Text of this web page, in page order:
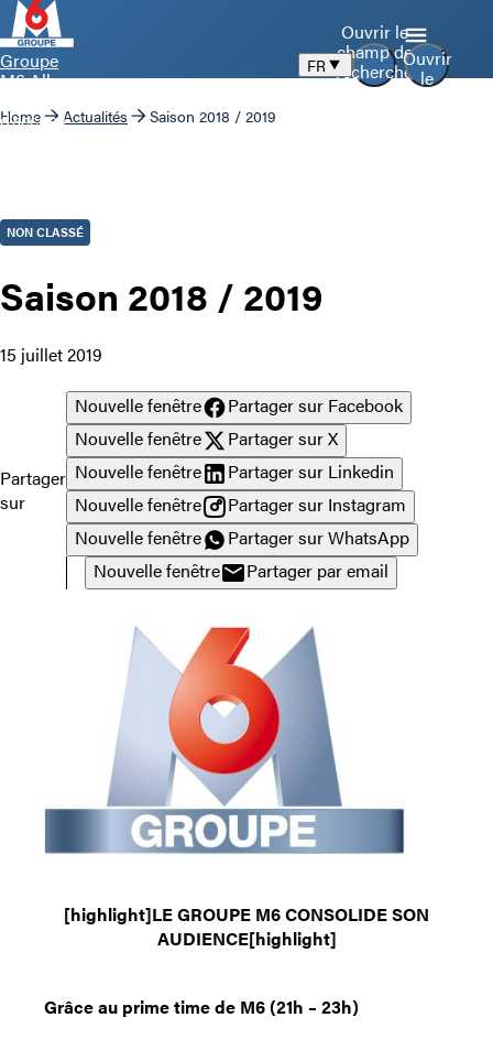
Groupe
M6 Aller
d’accueil
Ouvrir
le
FR
Ouvrir le
champ de
recherche
Home Actualités Saison 2018 / 2019
NON CLASSÉ
Saison 2018 / 2019
15 juillet 2019
Partager
sur
Nouvelle fenêtre
Partager sur Facebook
Nouvelle fenêtre
Partager sur X
Nouvelle fenêtre
Partager sur Linkedin
Nouvelle fenêtre
Partager sur Instagram
Nouvelle fenêtre
Partager sur WhatsApp
Nouvelle fenêtre
Partager par email
[highlight]LE GROUPE M6 CONSOLIDE SON
AUDIENCE[highlight]
Grâce au prime time de M6 (21h – 23h)